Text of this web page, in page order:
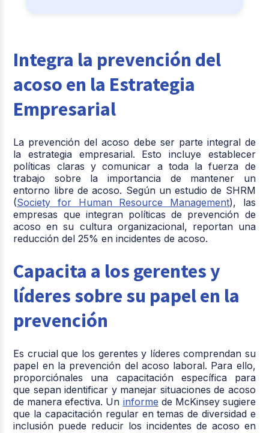
Integra la prevención del
acoso en la Estrategia
Empresarial
La prevención del acoso debe ser parte integral de
la estrategia empresarial. Esto incluye establecer
políticas claras y comunicar a toda la fuerza de
trabajo sobre la importancia de mantener un
entorno libre de acoso. Según un estudio de SHRM
(Society for Human Resource Management), las
empresas que integran políticas de prevención de
acoso en su cultura organizacional, reportan una
reducción del 25% en incidentes de acoso.
Capacita a los gerentes y
líderes sobre su papel en la
prevención
Es crucial que los gerentes y líderes comprendan su
papel en la prevención del acoso laboral. Para ello,
proporciónales una capacitación específica para
que sepan identificar y manejar situaciones de acoso
de manera efectiva. Un informe de McKinsey sugiere
que la capacitación regular en temas de diversidad e
inclusión puede reducir los incidentes de acoso en